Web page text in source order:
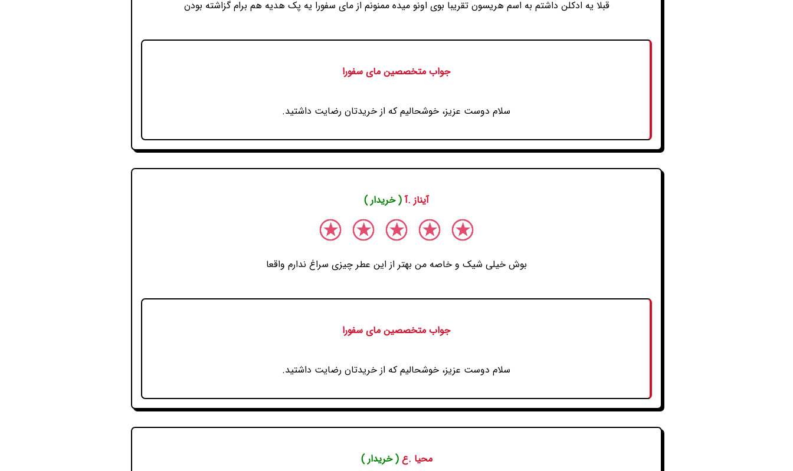
قبلا یه ادکلن داشتم به اسم هریسون تقریبا بوی اونو میده ممنونم از مای سفورا یه پک هدیه هم برام گزاشته بودن
جواب متخصصین مای سفورا
سلام دوست عزیز، خوشحالیم که از خریدتان رضایت داشتید.
آیناز .آ( خریدار )
بوش خیلی شیک و خاصه من بهتر از این عطر چیزی سراغ ندارم واقعا
جواب متخصصین مای سفورا
سلام دوست عزیز، خوشحالیم که از خریدتان رضایت داشتید.
محیا .ع( خریدار )